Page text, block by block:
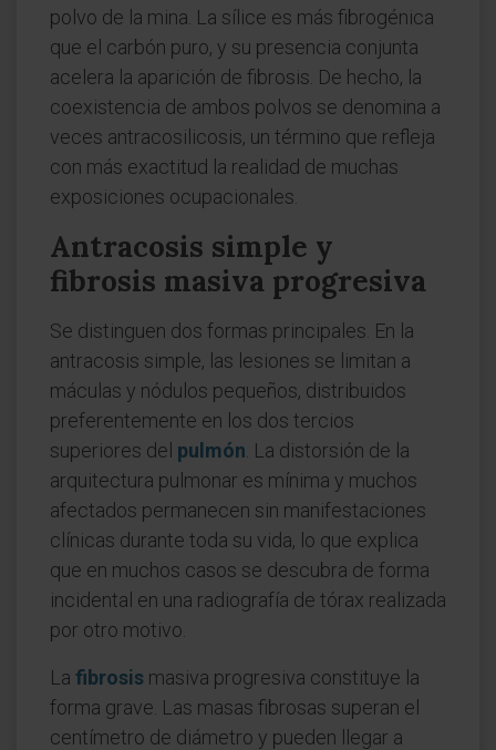
polvo de la mina. La sílice es más fibrogénica
que el carbón puro, y su presencia conjunta
acelera la aparición de fibrosis. De hecho, la
coexistencia de ambos polvos se denomina a
veces antracosilicosis, un término que refleja
con más exactitud la realidad de muchas
exposiciones ocupacionales.
Antracosis simple y
fibrosis masiva progresiva
Se distinguen dos formas principales. En la
antracosis simple, las lesiones se limitan a
máculas y nódulos pequeños, distribuidos
preferentemente en los dos tercios
superiores del pulmón . La distorsión de la
arquitectura pulmonar es mínima y muchos
afectados permanecen sin manifestaciones
clínicas durante toda su vida, lo que explica
que en muchos casos se descubra de forma
incidental en una radiografía de tórax realizada
por otro motivo.
La fibrosis masiva progresiva constituye la
forma grave. Las masas fibrosas superan el
centímetro de diámetro y pueden llegar a